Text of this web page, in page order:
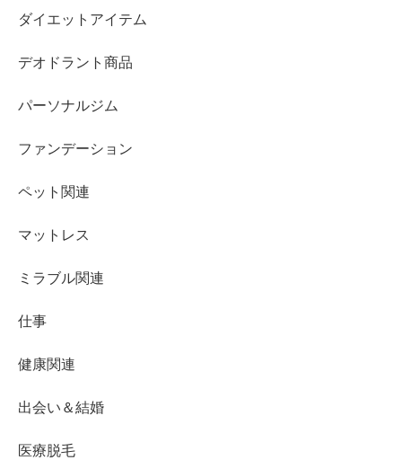
ダイエットアイテム
デオドラント商品
パーソナルジム
ファンデーション
ペット関連
マットレス
ミラブル関連
仕事
健康関連
出会い＆結婚
医療脱毛